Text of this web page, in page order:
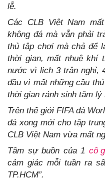
lễ.
Các CLB Việt Nam
không đá mà vẫn phải
thủ tập chơi mà chả để
thời gian, mất nhuệ khí
nước vì lịch 3 trận nghỉ,
đầu vì mất những cầu
thời gian rảnh sinh tâm
Trên thế giới FIFA đá
đá xong mới cho tập
CLB Việt Nam vừa mất
Tâm sự buồn của 1 cô
cảm giác mỗi tuần ra
TP.HCM”.